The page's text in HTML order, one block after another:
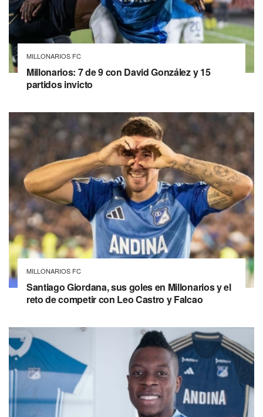
MILLONARIOS FC
Millonarios: 7 de 9 con David González y 15
partidos invicto
MILLONARIOS FC
Santiago Giordana, sus goles en Millonarios y el
reto de competir con Leo Castro y Falcao